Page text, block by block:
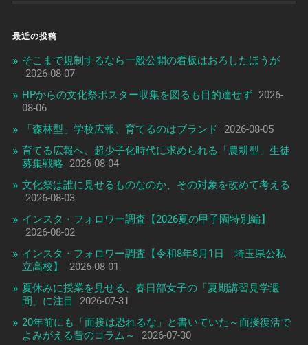
最近の投稿
そこまで規制するなら一般公開の看板はおろしたほうが
2026-08-07
HPからの文化祭ポスター収集を図るも目的達せず 2026-
08-06
「森林型」学校広報、育てるのはブランド
2026-08-05
育てる広報へ、超少子化時代に求められる「農耕型」生徒
募集戦略
2026-08-04
文化祭は誰に見せるものなのか、その対象を改めて考える
2026-08-03
インスタ・フォロワー調査【2026夏の甲子園特別編】
2026-08-02
インスタ・フォロワー調査【令和8年8月1日 埼玉県公私
立高校】
2026-08-01
夏休みに授業を見せる、春日部女子の「夏期講習見学週
間」に注目
2026-07-31
20年前にも「面接は恐れるな」と書いていた～面接復活で
よみがえる昔のコラム～
2026-07-30